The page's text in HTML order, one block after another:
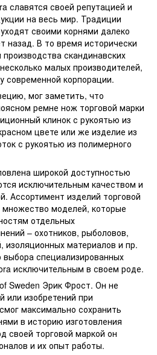
славятся своей репутацией и
на весь мир. Традиции
своими корнями далеко
назад. В то время исторически
скандинавских
малых производителей,
современной корпорации.
мог заметить, что
ремне нож торговой марки
клинок с рукоятью из
цвете или же изделие из
с рукоятью из полимерного
широкой доступностью
исключительным качеством и
Ассортимент изделий торговой
моделей, которые
отдельных
– охотников, рыболовов,
изоляционных материалов и пр.
выбора специализированных
исключительным в своем роде.
Sweden Эрик Фрост. Он не
или изобретений при
максимально сохранить
в историю изготовления
своей торговой маркой он
и их опыт работы.